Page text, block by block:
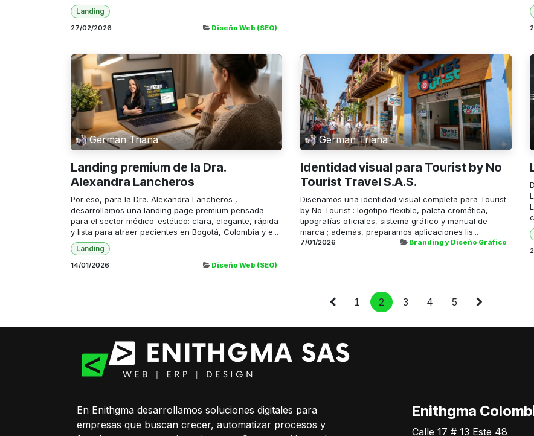
Landing
27/02/2026 Diseño Web (SEO)
German Triana
Landing premium de la Dra.
Alexandra Lancheros
Por eso, para la Dra. Alexandra Lancheros ,
desarrollamos una landing page premium pensada
para el sector médico-estético: clara, elegante, rápida
y lista para atraer pacientes en Bogotá, Colombia y e...
Landing
14/01/2026 Diseño Web (SEO)
German Triana
Identidad visual para Tourist by No
Tourist Travel S.A.S.
Diseñamos una identidad visual completa para Tourist
by No Tourist : logotipo flexible, paleta cromática,
tipografías oficiales, sistema gráfico y manual de
marca ; además, preparamos aplicaciones lis...
7/01/2026 Branding y Diseño Gráfico
1 2 3 4 5
En Enithgma desarrollamos soluciones digitales para
empresas que buscan crecer, automatizar procesos y
Enithgma
Calle 17 # 13 Este 48